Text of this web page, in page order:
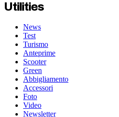
Utilities
News
Test
Turismo
Anteprime
Scooter
Green
Abbigliamento
Accessori
Foto
Video
Newsletter